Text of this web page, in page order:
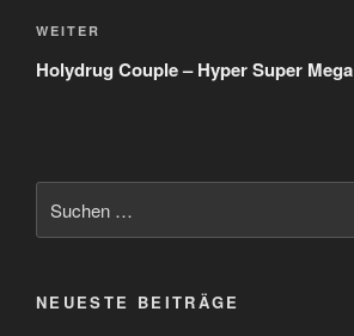
Nächster
Beitrag
WEITER
Holydrug Couple – Hyper Super Mega
nach:
NEUESTE BEITRÄGE